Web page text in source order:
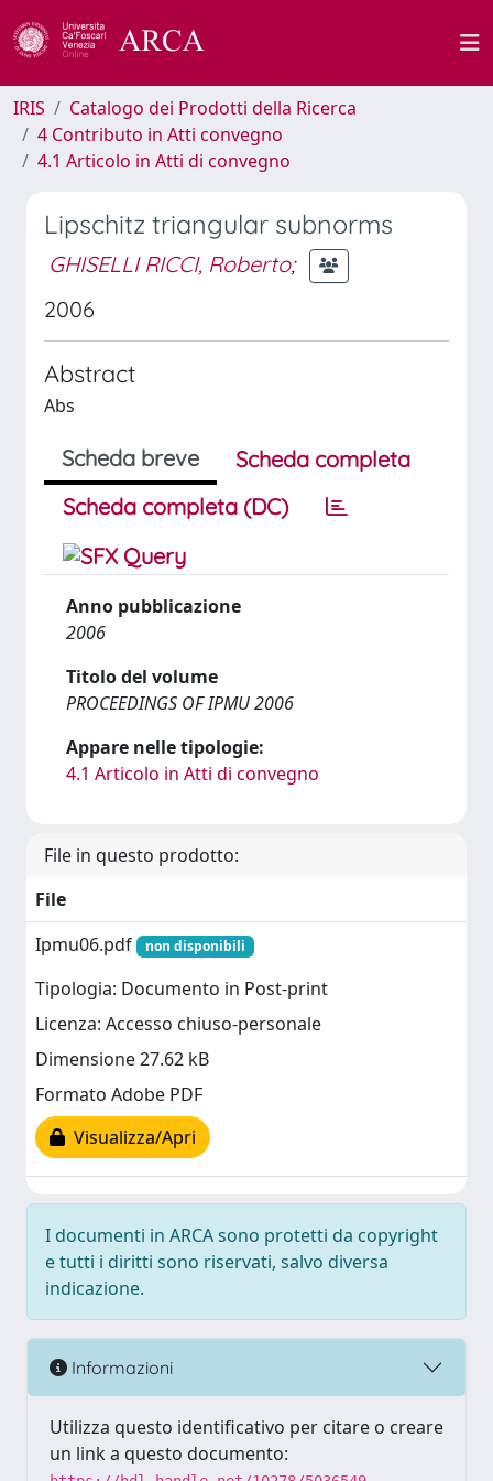
IRIS
Catalogo dei Prodotti della Ricerca
4 Contributo in Atti convegno
4.1 Articolo in Atti di convegno
Lipschitz triangular subnorms
GHISELLI RICCI, Roberto;
2006
Abstract
Abs
Scheda breve
Scheda completa
Scheda completa (DC)
Anno pubblicazione
2006
Titolo del volume
PROCEEDINGS OF IPMU 2006
Appare nelle tipologie:
4.1 Articolo in Atti di convegno
File in questo prodotto:
File
Ipmu06.pdf
non disponibili
Tipologia: Documento in Post-print
Licenza: Accesso chiuso-personale
Dimensione 27.62 kB
Formato Adobe PDF
Visualizza/Apri
I documenti in ARCA sono protetti da copyright
e tutti i diritti sono riservati, salvo diversa
indicazione.
Informazioni
Utilizza questo identificativo per citare o creare
un link a questo documento: